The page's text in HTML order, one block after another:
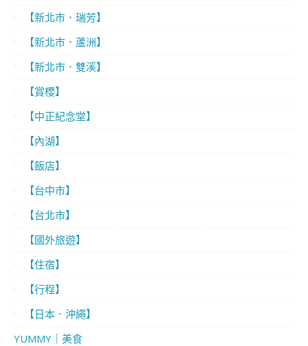
【新北市．瑞芳】
【新北市．蘆洲】
【新北市．雙溪】
【賞櫻】
【中正紀念堂】
【內湖】
【飯店】
【台中市】
【台北市】
【國外旅遊】
【住宿】
【行程】
【日本．沖繩】
YUMMY｜美食